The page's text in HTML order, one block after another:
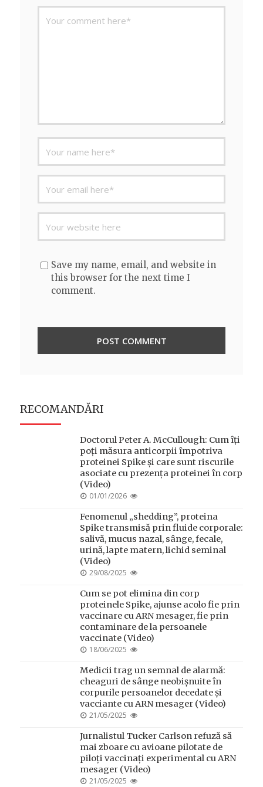
Save my name, email, and website in
this browser for the next time I
comment.
RECOMANDĂRI
Doctorul Peter A. McCullough: Cum îți
poți măsura anticorpii împotriva
proteinei Spike și care sunt riscurile
asociate cu prezența proteinei în corp
(Video)
POSTED
01/01/2026
Fenomenul „shedding”, proteina
Spike transmisă prin fluide corporale:
salivă, mucus nazal, sânge, fecale,
urină, lapte matern, lichid seminal
(Video)
POSTED
29/08/2025
Cum se pot elimina din corp
proteinele Spike, ajunse acolo fie prin
vaccinare cu ARN mesager, fie prin
contaminare de la persoanele
vaccinate (Video)
POSTED
18/06/2025
Medicii trag un semnal de alarmă:
cheaguri de sânge neobișnuite în
corpurile persoanelor decedate și
vacciante cu ARN mesager (Video)
POSTED
21/05/2025
Jurnalistul Tucker Carlson refuză să
mai zboare cu avioane pilotate de
piloți vaccinați experimental cu ARN
mesager (Video)
POSTED
21/05/2025